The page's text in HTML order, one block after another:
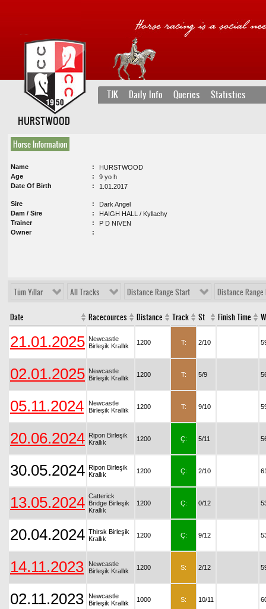
TJK Daily Info Queries Statistics
HURSTWOOD
Horse Information
Name
HURSTWOOD
Age
9 yo h
Date Of Birth
1.01.2017
Sire
Dark Angel
Dam / Sire
HAIGH HALL / Kyllachy
Trainer
P D NIVEN
Owner
Tüm Yıllar All Tracks Distance Range Start Distance Range
Date Racecources Distance Track St Finish Time
21.01.2025 Newcastle
Birleşik Krallık
1200 T: 2/10
02.01.2025 Newcastle
Birleşik Krallık
1200 T: 5/9
05.11.2024
Newcastle
Birleşik Krallık
1200 T: 9/10
20.06.2024 Ripon Birleşik
Krallık
1200 Ç: 5/11
30.05.2024 Ripon Birleşik
Krallık
1200 Ç: 2/10
13.05.2024 Catterick
Bridge Birleşik
Krallık
1200 Ç: 0/12
20.04.2024 Thirsk Birleşik
Krallık
1200 Ç: 9/12
14.11.2023
Newcastle
Birleşik Krallık
1200 S: 2/12
02.11.2023
Newcastle
Birleşik Krallık
1000 S: 10/11